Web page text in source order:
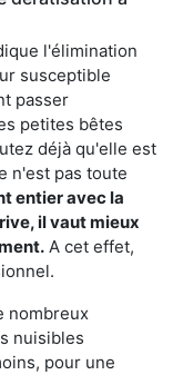
l'élimination
susceptible
passer
petites bêtes
déjà qu'elle est
n'est pas toute
entier avec la
il vaut mieux
A cet effet,
nombreux
nuisibles
pour une